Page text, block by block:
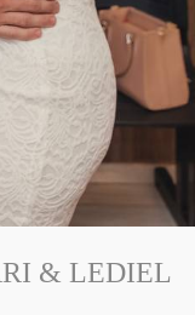
& LEDIEL